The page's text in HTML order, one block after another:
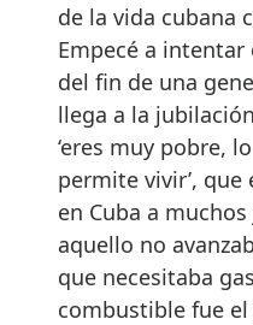
de la vida cubana
Empecé a
del fin de una
llega a la
‘eres muy pobre,
permite vivir’,
en Cuba a
aquello no
que necesitaba
combustible fue